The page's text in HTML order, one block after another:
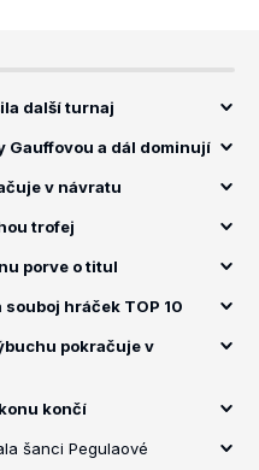
další turnaj
Gauffovou a dál dominují
v návratu
trofej
porve o titul
hráček TOP 10
pokračuje v
končí
šanci Pegulaové